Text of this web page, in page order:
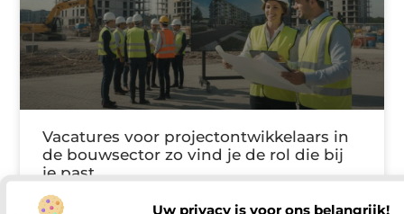
Uw privacy is voor ons belangrijk!
Vacatures voor projectontwikkelaars in
de bouwsector zo vind je de rol die bij
je past
Sta je op een punt waarop je meer invloed wilt